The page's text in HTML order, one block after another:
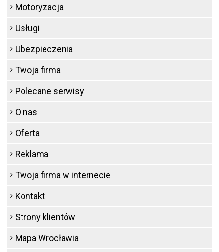
Motoryzacja
Usługi
Ubezpieczenia
Twoja firma
Polecane serwisy
O nas
Oferta
Reklama
Twoja firma w internecie
Kontakt
Strony klientów
Mapa Wrocławia